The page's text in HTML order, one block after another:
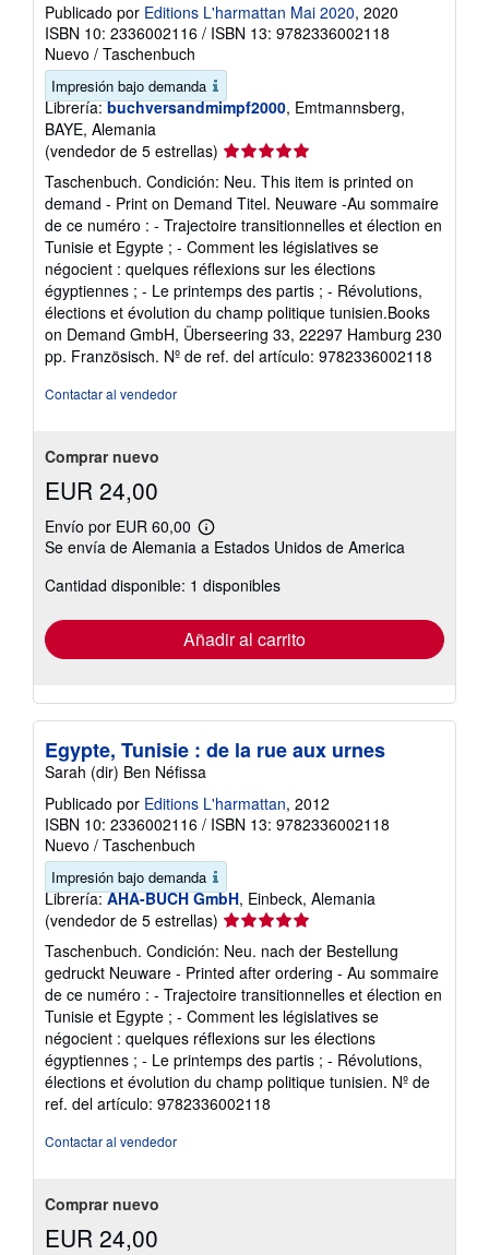
Publicado por Editions L'harmattan Mai 2020, 2020
ISBN 10: 2336002116 / ISBN 13: 9782336002118
Nuevo / Taschenbuch
Impresión bajo demanda
Librería: buchversandmimpf2000, Emtmannsberg,
BAYE, Alemania
(vendedor de 5 estrellas) Calificación
del
vendedor:
5
de
5
estrellas
Taschenbuch. Condición: Neu. This item is printed on
demand - Print on Demand Titel. Neuware -Au sommaire
de ce numéro : - Trajectoire transitionnelles et élection en
Tunisie et Egypte ; - Comment les législatives se
négocient : quelques réflexions sur les élections
égyptiennes ; - Le printemps des partis ; - Révolutions,
élections et évolution du champ politique tunisien.Books
on Demand GmbH, Überseering 33, 22297 Hamburg 230
pp. Französisch. Nº de ref. del artículo: 9782336002118
Contactar al vendedor
Comprar nuevo
EUR 24,00
Envío por EUR 60,00
Más
información
las
tarifas
envío
Se envía de Alemania a Estados Unidos de America
Cantidad disponible: 1 disponibles
Añadir al carrito
Egypte, Tunisie : de la rue aux urnes
Sarah (dir) Ben Néfissa
Publicado por Editions L'harmattan, 2012
ISBN 10: 2336002116 / ISBN 13: 9782336002118
Nuevo / Taschenbuch
Impresión bajo demanda
Librería: AHA-BUCH GmbH, Einbeck, Alemania
(vendedor de 5 estrellas) Calificación
del
vendedor:
5
de
5
estrellas
Taschenbuch. Condición: Neu. nach der Bestellung
gedruckt Neuware - Printed after ordering - Au sommaire
de ce numéro : - Trajectoire transitionnelles et élection en
Tunisie et Egypte ; - Comment les législatives se
négocient : quelques réflexions sur les élections
égyptiennes ; - Le printemps des partis ; - Révolutions,
élections et évolution du champ politique tunisien. Nº de
ref. del artículo: 9782336002118
Contactar al vendedor
Comprar nuevo
EUR 24,00